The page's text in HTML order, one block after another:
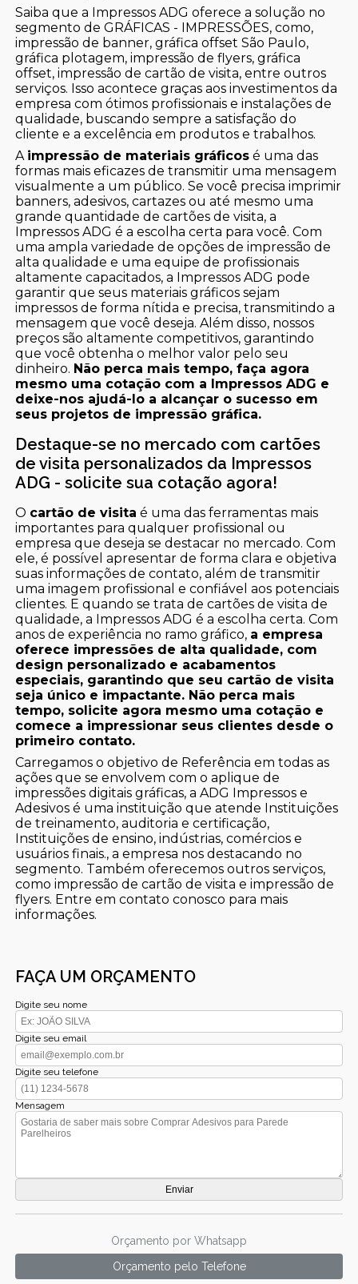
Saiba que a Impressos ADG oferece a solução no
segmento de GRÁFICAS - IMPRESSÕES, como,
impressão de banner, gráfica offset São Paulo,
gráfica plotagem, impressão de flyers, gráfica
offset, impressão de cartão de visita, entre outros
serviços. Isso acontece graças aos investimentos da
empresa com ótimos profissionais e instalações de
qualidade, buscando sempre a satisfação do
cliente e a excelência em produtos e trabalhos.
A impressão de materiais gráficos é uma das
formas mais eficazes de transmitir uma mensagem
visualmente a um público. Se você precisa imprimir
banners, adesivos, cartazes ou até mesmo uma
grande quantidade de cartões de visita, a
Impressos ADG é a escolha certa para você. Com
uma ampla variedade de opções de impressão de
alta qualidade e uma equipe de profissionais
altamente capacitados, a Impressos ADG pode
garantir que seus materiais gráficos sejam
impressos de forma nítida e precisa, transmitindo a
mensagem que você deseja. Além disso, nossos
preços são altamente competitivos, garantindo
que você obtenha o melhor valor pelo seu
dinheiro. Não perca mais tempo, faça agora
mesmo uma cotação com a Impressos ADG e
deixe-nos ajudá-lo a alcançar o sucesso em
seus projetos de impressão gráfica.
Destaque-se no mercado com cartões
de visita personalizados da Impressos
ADG - solicite sua cotação agora!
O cartão de visita é uma das ferramentas mais
importantes para qualquer profissional ou
empresa que deseja se destacar no mercado. Com
ele, é possível apresentar de forma clara e objetiva
suas informações de contato, além de transmitir
uma imagem profissional e confiável aos potenciais
clientes. E quando se trata de cartões de visita de
qualidade, a Impressos ADG é a escolha certa. Com
anos de experiência no ramo gráfico, a empresa
oferece impressões de alta qualidade, com
design personalizado e acabamentos
especiais, garantindo que seu cartão de visita
seja único e impactante. Não perca mais
tempo, solicite agora mesmo uma cotação e
comece a impressionar seus clientes desde o
primeiro contato.
Carregamos o objetivo de Referência em todas as
ações que se envolvem com o aplique de
impressões digitais gráficas, a ADG Impressos e
Adesivos é uma instituição que atende Instituições
de treinamento, auditoria e certificação,
Instituições de ensino, indústrias, comércios e
usuários finais., a empresa nos destacando no
segmento. Também oferecemos outros serviços,
como impressão de cartão de visita e impressão de
flyers. Entre em contato conosco para mais
informações.
FAÇA UM ORÇAMENTO
Digite seu nome
Digite seu email
Digite seu telefone
Mensagem
Orçamento por Whatsapp
Orçamento pelo Telefone